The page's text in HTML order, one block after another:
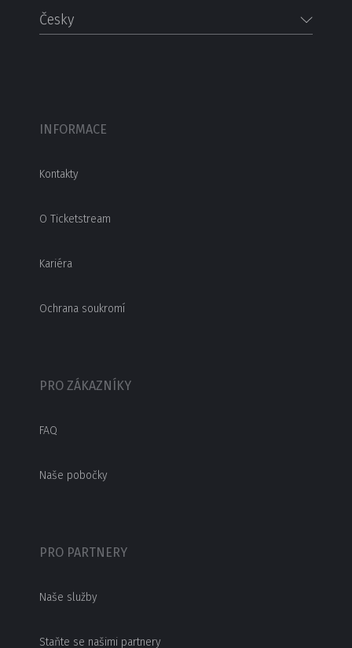
Česky
INFORMACE
Kontakty
O Ticketstream
Kariéra
Ochrana soukromí
PRO ZÁKAZNÍKY
FAQ
Naše pobočky
PRO PARTNERY
Naše služby
Staňte se našimi partnery